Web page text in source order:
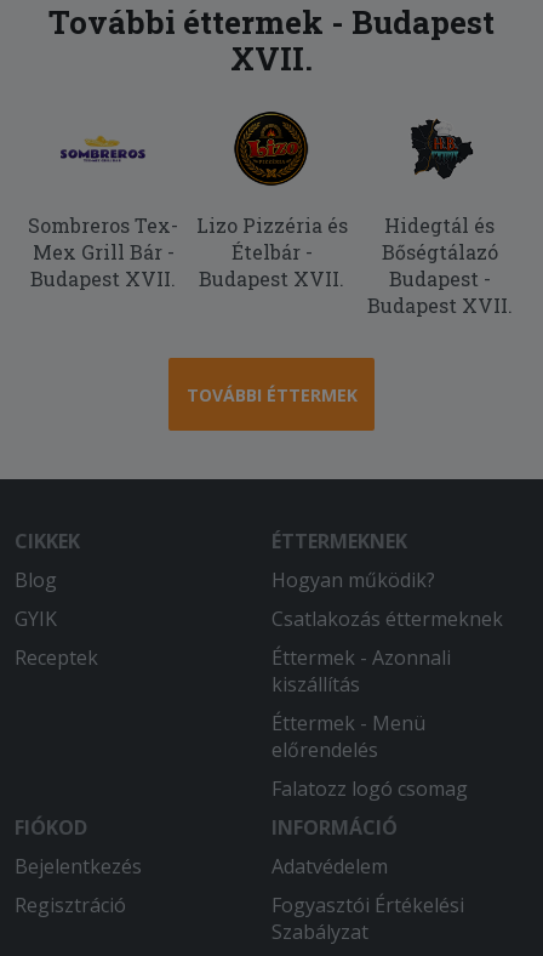
További éttermek - Budapest
XVII.
Sombreros Tex-
Mex Grill Bár -
Budapest XVII.
Lizo Pizzéria és
Ételbár -
Budapest XVII.
Hidegtál és
Bőségtálazó
Budapest -
Budapest XVII.
TOVÁBBI ÉTTERMEK
CIKKEK
Blog
GYIK
Receptek
ÉTTERMEKNEK
Hogyan működik?
Csatlakozás éttermeknek
Éttermek - Azonnali
kiszállítás
Éttermek - Menü
előrendelés
Falatozz logó csomag
FIÓKOD
Bejelentkezés
Regisztráció
INFORMÁCIÓ
Adatvédelem
Fogyasztói Értékelési
Szabályzat